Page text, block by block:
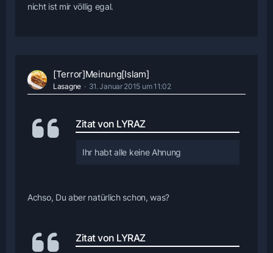
nicht ist mir völlig egal.
[Terror]Meinung[Islam]
Lasagne 31. Januar 2015 um 11:02
Zitat von LYRAZ
Ihr habt alle keine Ahnung
Achso, Du aber natürlich schon, was?
Zitat von LYRAZ